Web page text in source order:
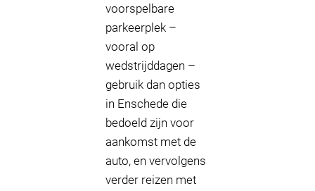
voorspelbare
parkeerplek –
vooral op
wedstrijddagen –
gebruik dan opties
in Enschede die
bedoeld zijn voor
aankomst met de
auto, en vervolgens
verder reizen met